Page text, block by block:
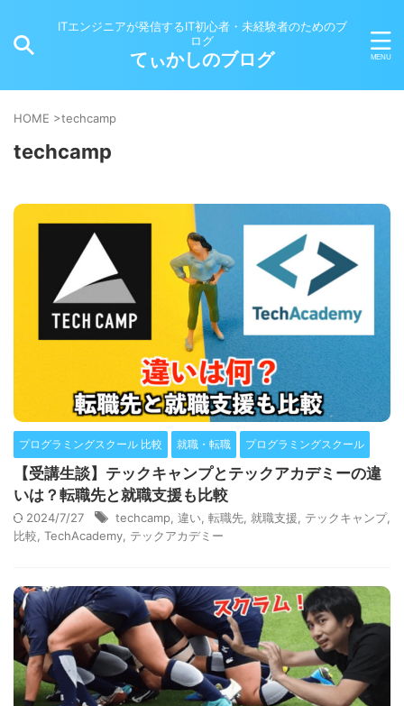
ITエンジニアが発信するIT初心者・未経験者のためのブ
ログ
てぃかしのブログ
HOME >techcamp
techcamp
プログラミングスクール 比較 就職・転職 プログラミングスクール
【受講生談】テックキャンプとテックアカデミーの違
いは？転職先と就職支援も比較
2024/7/27 techcamp 違い 転職先 就職支援 テックキャンプ,
比較 TechAcademy テックアカデミー